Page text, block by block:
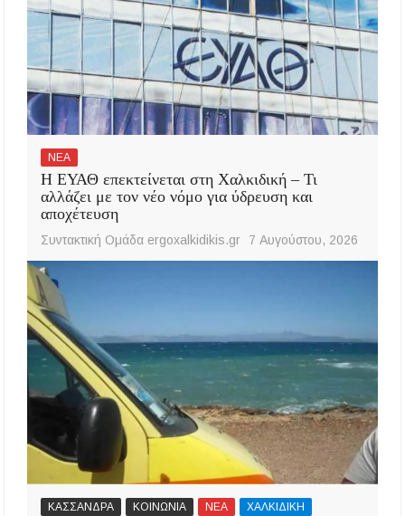
ΝΕΑ
Η ΕΥΑΘ επεκτείνεται στη Χαλκιδική – Τι
αλλάζει με τον νέο νόμο για ύδρευση και
αποχέτευση
Συντακτική Ομάδα ergoxalkidikis.gr 7 Αυγούστου, 2026
ΚΑΣΣΑΝΔΡΑ ΚΟΙΝΩΝΙΑ ΝΕΑ ΧΑΛΚΙΔΙΚΗ